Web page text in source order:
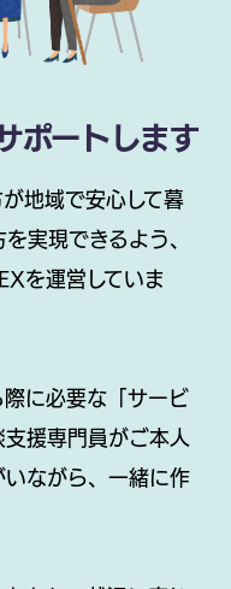
ポートします
地域で安心して暮
実現できるよう、
を運営していま
に必要な「サービ
援専門員がご本人
ながら、一緒に作